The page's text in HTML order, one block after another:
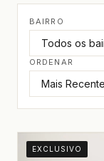
BAIRRO
ORDENAR
EXCLUSIVO